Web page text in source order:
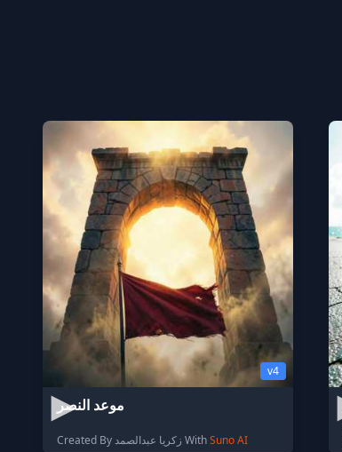
v4
موعد النصر
Created By زكريا عبدالصمد WithSuno AI